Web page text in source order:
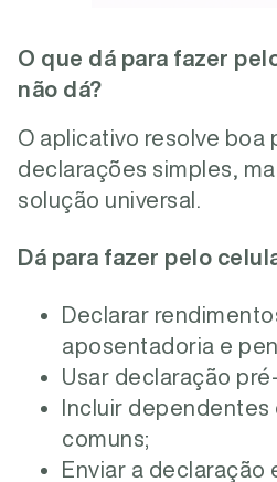
O que dá para fazer
não dá?
O aplicativo resolve boa
declarações simples,
solução universal.
Dá para fazer pelo
Declarar
aposentadoria e
Usar declaração
Incluir dependentes
comuns;
Enviar a declaração